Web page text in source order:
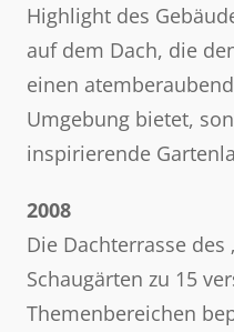
Highlight des
auf dem Dach, die
einen
Umgebung bietet,
inspirierende
2008
Die Dachterrasse des
Schaugärten zu 15
Themenbereichen